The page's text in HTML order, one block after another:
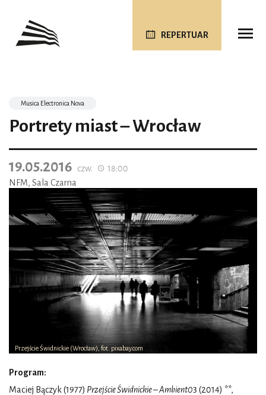
REPERTUAR
Przejście Świdnickie (Wrocław), fot. pixabay.com
Musica Electronica Nova
Portrety miast – Wrocław
19.05.2016 czw.
18:00
NFM, Sala Czarna
Program:
Maciej Bączyk (1977) Przejście Świdnickie – Ambient03 (2014) **,